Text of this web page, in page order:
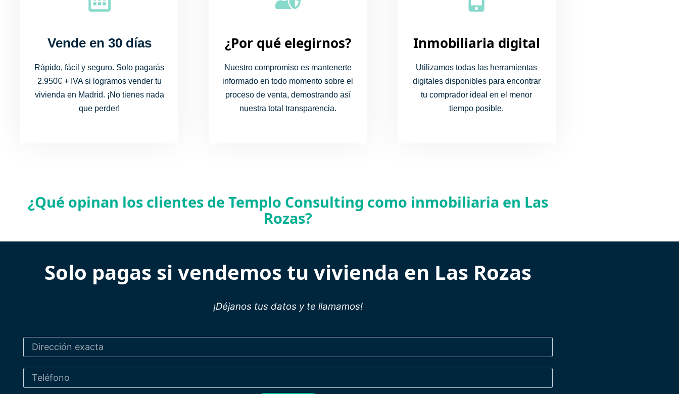
Vende en 30 días
Rápido, fácil y seguro. Solo pagarás
2.950€ + IVA si logramos vender tu
vivienda en Madrid. ¡No tienes nada
que perder!
¿Por qué elegirnos?
Nuestro compromiso es mantenerte
informado en todo momento sobre el
proceso de venta, demostrando así
nuestra total transparencia.
Inmobiliaria digital
Utilizamos todas las herramientas
digitales disponibles para encontrar
tu comprador ideal en el menor
tiempo posible.
¿Qué opinan los clientes de Templo Consulting como inmobiliaria en Las
Rozas?
Solo pagas si vendemos tu vivienda en Las Rozas
¡Déjanos tus datos y te llamamos!